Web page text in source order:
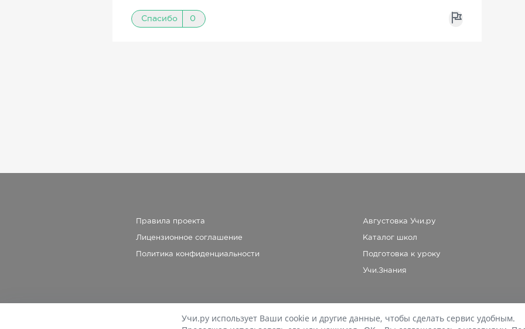
Спасибо 0
Правила проекта
Лицензионное соглашение
Политика конфиденциальности
Августовка Учи.ру
Каталог школ
Подготовка к уроку
Учи.Знания
При копировании материалов uchi.ru/otvety ссылка на сайт обязательна.
Учи.ру использует Ваши cookie и другие данные, чтобы сделать сервис удобным.